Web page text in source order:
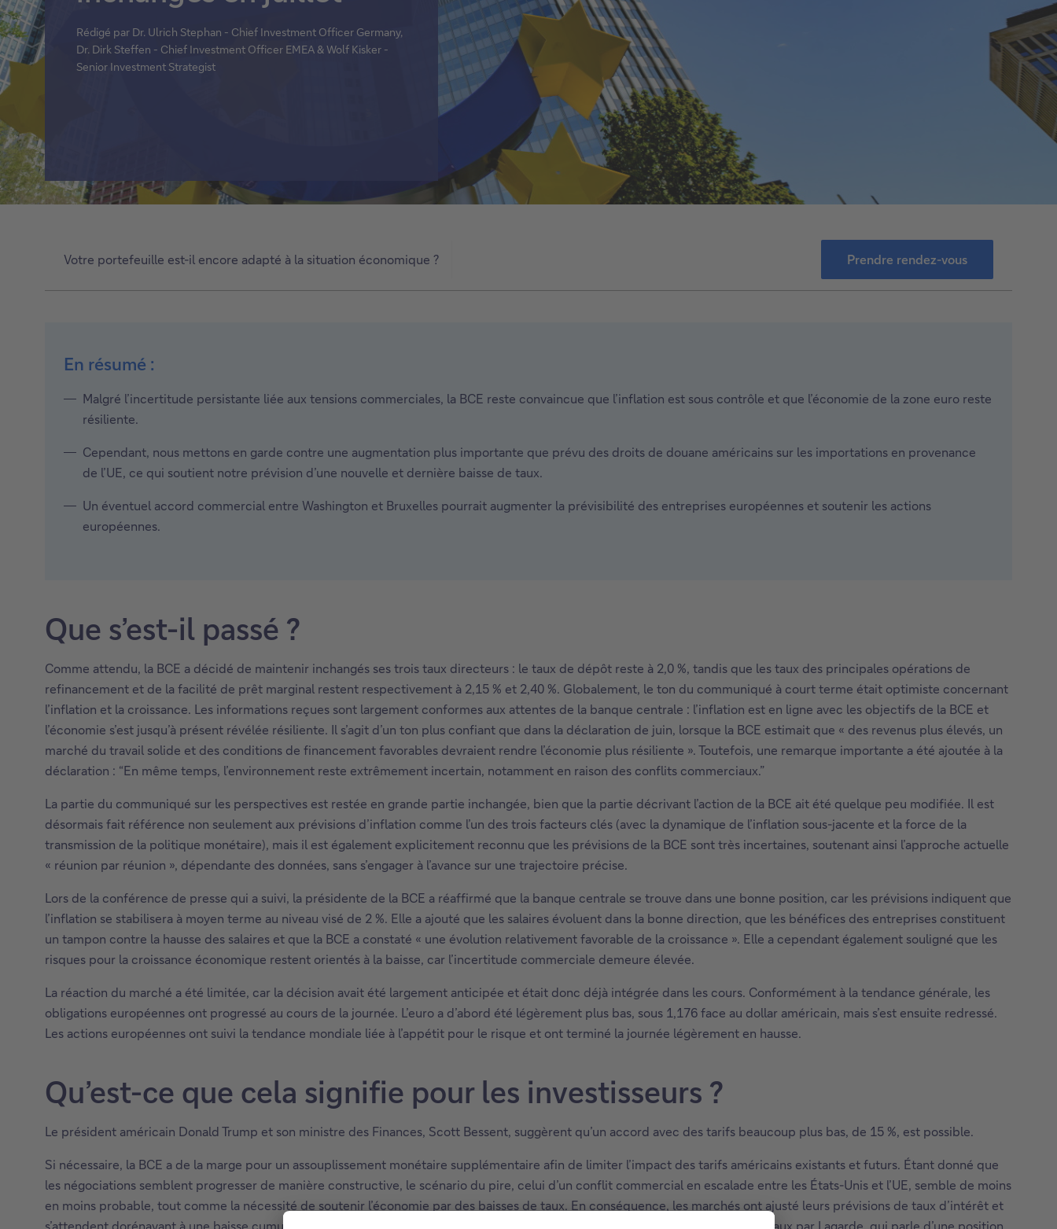
Titres de créance structurés
Voir tout
Rédigé par Dr. Ulrich Stephan - Chief Investment Officer Germany,
Dr. Dirk Steffen - Chief Investment Officer EMEA & Wolf Kisker -
Senior Investment Strategist
Votre portefeuille est-il encore adapté à la situation économique ? Prendre rendez-vous
Prendre rendez-vous
En résumé :
Malgré l’incertitude persistante liée aux tensions commerciales, la BCE reste convaincue que l’inflation est sous contrôle et que l’économie de la zone euro reste
résiliente.
Cependant, nous mettons en garde contre une augmentation plus importante que prévu des droits de douane américains sur les importations en provenance
de l’UE, ce qui soutient notre prévision d’une nouvelle et dernière baisse de taux.
Un éventuel accord commercial entre Washington et Bruxelles pourrait augmenter la prévisibilité des entreprises européennes et soutenir les actions
européennes.
Que s’est-il passé ?
Comme attendu, la BCE a décidé de maintenir inchangés ses trois taux directeurs : le taux de dépôt reste à 2,0 %, tandis que les taux des principales opérations de
refinancement et de la facilité de prêt marginal restent respectivement à 2,15 % et 2,40 %. Globalement, le ton du communiqué à court terme était optimiste concernant
l’inflation et la croissance. Les informations reçues sont largement conformes aux attentes de la banque centrale : l’inflation est en ligne avec les objectifs de la BCE et
l’économie s’est jusqu’à présent révélée résiliente. Il s’agit d’un ton plus confiant que dans la déclaration de juin, lorsque la BCE estimait que « des revenus plus élevés, un
marché du travail solide et des conditions de financement favorables devraient rendre l’économie plus résiliente ». Toutefois, une remarque importante a été ajoutée à la
déclaration : “En même temps, l’environnement reste extrêmement incertain, notamment en raison des conflits commerciaux.”
La partie du communiqué sur les perspectives est restée en grande partie inchangée, bien que la partie décrivant l’action de la BCE ait été quelque peu modifiée. Il est
désormais fait référence non seulement aux prévisions d’inflation comme l’un des trois facteurs clés (avec la dynamique de l’inflation sous-jacente et la force de la
transmission de la politique monétaire), mais il est également explicitement reconnu que les prévisions de la BCE sont très incertaines, soutenant ainsi l’approche actuelle
« réunion par réunion », dépendante des données, sans s’engager à l’avance sur une trajectoire précise.
Lors de la conférence de presse qui a suivi, la présidente de la BCE a réaffirmé que la banque centrale se trouve dans une bonne position, car les prévisions indiquent que
l’inflation se stabilisera à moyen terme au niveau visé de 2 %. Elle a ajouté que les salaires évoluent dans la bonne direction, que les bénéfices des entreprises constituent
un tampon contre la hausse des salaires et que la BCE a constaté « une évolution relativement favorable de la croissance ». Elle a cependant également souligné que les
risques pour la croissance économique restent orientés à la baisse, car l’incertitude commerciale demeure élevée.
La réaction du marché a été limitée, car la décision avait été largement anticipée et était donc déjà intégrée dans les cours. Conformément à la tendance générale, les
obligations européennes ont progressé au cours de la journée. L’euro a d’abord été légèrement plus bas, sous 1,176 face au dollar américain, mais s’est ensuite redressé.
Les actions européennes ont suivi la tendance mondiale liée à l’appétit pour le risque et ont terminé la journée légèrement en hausse.
Qu’est-ce que cela signifie pour les investisseurs ?
Le président américain Donald Trump et son ministre des Finances, Scott Bessent, suggèrent qu’un accord avec des tarifs beaucoup plus bas, de 15 %, est possible.
Si nécessaire, la BCE a de la marge pour un assouplissement monétaire supplémentaire afin de limiter l’impact des tarifs américains existants et futurs. Étant donné que
les négociations semblent progresser de manière constructive, le scénario du pire, celui d’un conflit commercial en escalade entre les États-Unis et l’UE, semble de moins
en moins probable, tout comme la nécessité de soutenir l’économie par des baisses de taux. En conséquence, les marchés ont ajusté leurs prévisions de taux d’intérêt et
s’attendent dorénavant à une baisse cumulée de 18 points de base d’ici la fin de l’année. Cela se reflète dans la description des taux par Lagarde, qui parle d’une position